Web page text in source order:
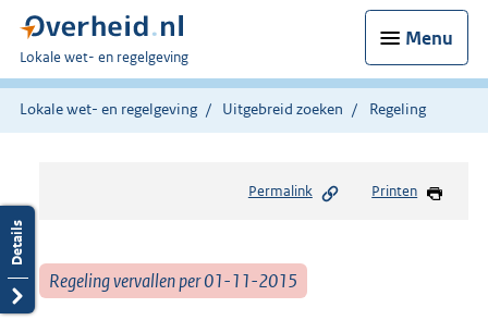
Menu
U
bent
hier:
Lokale wet- en regelgeving
Lokale wet- en regelgeving Uitgebreid zoeken Regeling
Permalink Printen
Regeling vervallen per 01-11-2015